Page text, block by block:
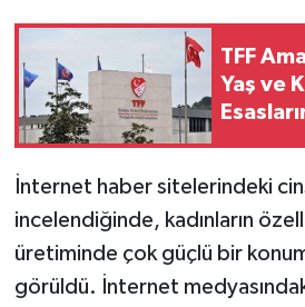
TFF
Yaş ve
İnternet haber sitelerindeki
incelendiğinde, kadınların
üretiminde çok güçlü bir
görüldü. İnternet